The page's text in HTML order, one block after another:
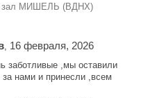
зал МИШЕЛЬ (ВДНХ)
, 16 февраля, 2026
заботливые ,мы оставили
нами и принесли ,всем